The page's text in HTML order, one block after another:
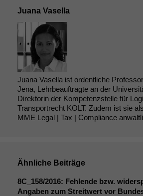
Juana Vasella
Juana Vasella ist ordentliche
Jena, Lehrbeauftragte an der
Direktorin der Kompetenzstelle für
Transportrecht KOLT. Zudem ist sie
MME Legal | Tax | Compliance
Ähnliche Beiträge
8C_158/2016: Fehlende bzw.
Angaben zum Streitwert vor